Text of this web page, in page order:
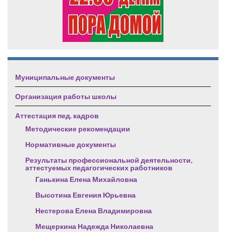
Муниципальные документы
Организация работы школы
Аттестация пед. кадров
Методические рекомендации
Нормативные документы
Результаты профессиональной деятельности,
аттестуемых педагогических работников
Ганькина Елена Михайловна
Высотина Евгения Юрьевна
Нестерова Елена Владимировна
Мещеркина Надежда Николаевна